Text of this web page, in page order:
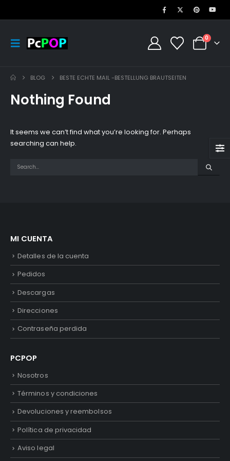
0
BLOG BESTE ECHTE MAIL -BESTELLUNG BRAUTSEITEN
Nothing Found
It seems we can’t find what you’re looking for. Perhaps
searching can help.
MI CUENTA
Detalles de la cuenta
Pedidos
Descargas
Direcciones
Contraseña perdida
PCPOP
Nosotros
Términos y condiciones
Devoluciones y reembolsos
Política de privacidad
Aviso legal